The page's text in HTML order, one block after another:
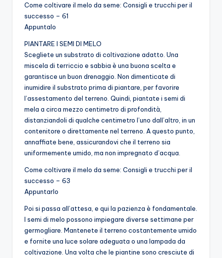
Come coltivare il melo da seme: Consigli e trucchi per il
successo – 61
Appuntalo
PIANTARE I SEMI DI MELO
Scegliete un substrato di coltivazione adatto. Una
miscela di terriccio e sabbia è una buona scelta e
garantisce un buon drenaggio. Non dimenticate di
inumidire il substrato prima di piantare, per favorire
l’assestamento del terreno. Quindi, piantate i semi di
mela a circa mezzo centimetro di profondità,
distanziandoli di qualche centimetro l’uno dall’altro, in un
contenitore o direttamente nel terreno. A questo punto,
annaffiate bene, assicurandovi che il terreno sia
uniformemente umido, ma non impregnato d’acqua.
Come coltivare il melo da seme: Consigli e trucchi per il
successo – 63
Appuntarlo
Poi si passa all’attesa, e qui la pazienza è fondamentale.
I semi di melo possono impiegare diverse settimane per
germogliare. Mantenete il terreno costantemente umido
e fornite una luce solare adeguata o una lampada da
coltivazione. Una volta che le piantine sono cresciute di